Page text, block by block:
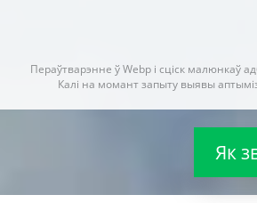
Пераўтварэнне ў Webp і сціск
Калі на момант запыту выявы
Як